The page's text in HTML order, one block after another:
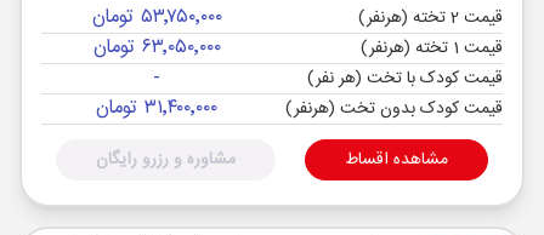
قیمت 2 تخته (هرنفر) ۵۳٬۷۵۰٬۰۰۰ تومان
قیمت 1 تخته (هرنفر) ۶۳٬۰۵۰٬۰۰۰ تومان
قیمت کودک با تخت (هر نفر) -
قیمت کودک بدون تخت (هرنفر) ۳۱٬۴۰۰٬۰۰۰ تومان
مشاهده اقساط مشاوره و رزرو رایگان